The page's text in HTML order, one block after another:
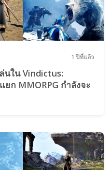
1 ปีที่แล้ว
นใน Vindictus:
ก MMORPG กำลังจะ